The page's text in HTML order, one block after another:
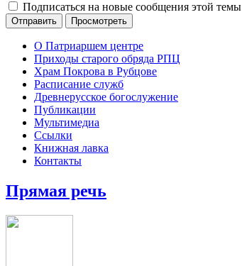
Подписаться на новые сообщения этой темы
О Патриаршем центре
Приходы старого обряда РПЦ
Храм Покрова в Рубцове
Расписание служб
Древнерусское богослужение
Публикации
Мультимедиа
Ссылки
Книжная лавка
Контакты
Прямая речь